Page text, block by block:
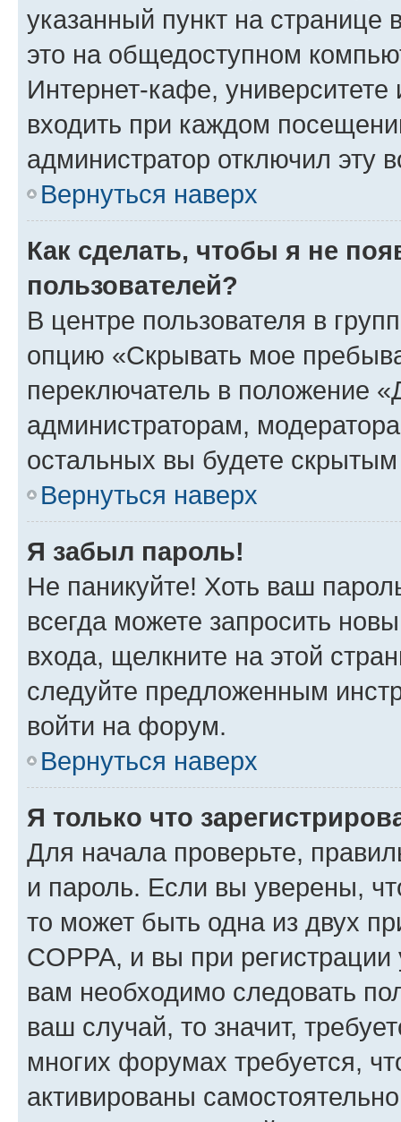
указанный пункт на
это на общедоступном
Интернет-кафе, университете
входить при каждом
администратор отключил эту
Вернуться наверх
Как сделать, чтобы я не
пользователей?
В центре пользователя в
опцию «Скрывать мое
переключатель в положение
администраторам,
остальных вы будете
Вернуться наверх
Я забыл пароль!
Не паникуйте! Хоть ваш
всегда можете запросить
входа, щелкните на этой
следуйте предложенным
войти на форум.
Вернуться наверх
Я только что
Для начала проверьте,
и пароль. Если вы уверены,
то может быть одна из двух
COPPA, и вы при
вам необходимо следовать
ваш случай, то значит,
многих форумах требуется,
активированы